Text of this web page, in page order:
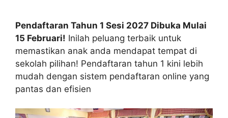
Pendaftaran Tahun 1 Sesi 2027 Dibuka Mulai
15 Februari! Inilah peluang terbaik untuk
memastikan anak anda mendapat tempat di
sekolah pilihan! Pendaftaran tahun 1 kini lebih
mudah dengan sistem pendaftaran online yang
pantas dan efisien